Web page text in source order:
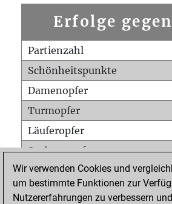
Erfolge
Partienzahl
Schönheitspunkte
Damenopfer
Turmopfer
Läuferopfer
Springeropfer
Bauernopfer
Matt auf vollem Brett
Wir verwenden Cookies und
um bestimmte Funktionen zur
Nutzererfahrungen zu verbessern